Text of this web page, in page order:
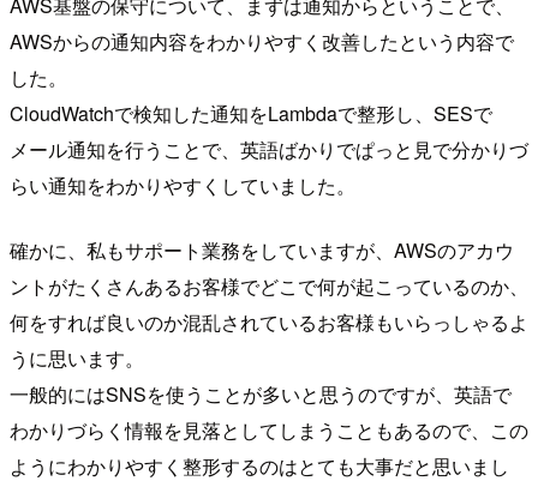
AWSからの通知内容をわかりやすく改善したという内容で
した。
CloudWatchで検知した通知をLambdaで整形し、SESで
メール通知を行うことで、英語ばかりでぱっと見で分かりづ
らい通知をわかりやすくしていました。
確かに、私もサポート業務をしていますが、AWSのアカウ
ントがたくさんあるお客様でどこで何が起こっているのか、
何をすれば良いのか混乱されているお客様もいらっしゃるよ
うに思います。
一般的にはSNSを使うことが多いと思うのですが、英語で
わかりづらく情報を見落としてしまうこともあるので、この
ようにわかりやすく整形するのはとても大事だと思いまし